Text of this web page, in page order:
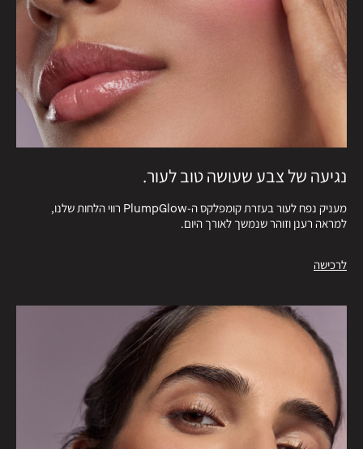
נגיעה של צבע שעושה טוב לעור.
מעניק נפח לעור בעזרת קומפלקס ה-PlumpGlow רווי הלחות שלנו,
למראה רענן וזוהר שנמשך לאורך היום.
לרכישה